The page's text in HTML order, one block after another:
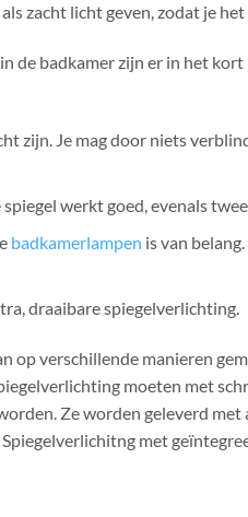
zacht licht geven, zodat je
de badkamer zijn er in het
zijn. Je mag door niets
werkt goed, evenals
badkamerlampen is van
draaibare spiegelverlichting.
op verschillende manieren
moeten met
Ze worden geleverd
met